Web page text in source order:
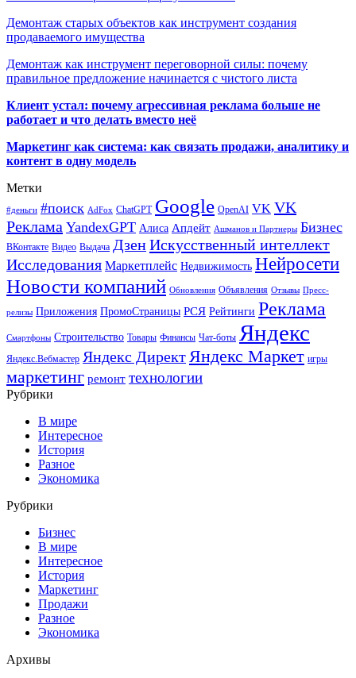
Демонтаж старых объектов как инструмент создания
продаваемого имущества
Демонтаж как инструмент переговорной силы: почему
правильное предложение начинается с чистого листа
Клиент устал: почему агрессивная реклама больше не
работает и что делать вместо неё
Маркетинг как система: как связать продажи, аналитику и
контент в одну модель
Метки
#деньги #поиск AdFox ChatGPT Google OpenAI VK VK
Реклама YandexGPT Алиса Апдейт Ашманов и Партнеры Бизнес
ВКонтакте Видео Выдача ДзенИскусственный интеллект
Исследования Маркетплейс Недвижимость Нейросети
Новости компаний Обновления Объявления Отзывы Пресс-
релизы Приложения ПромоСтраницы РСЯ Рейтинги Реклама
Смартфоны Строительство Товары Финансы Чат-боты Яндекс
Яндекс.Вебмастер Яндекс Директ Яндекс Маркет игры
маркетинг ремонт технологии
Рубрики
В мире
Интересное
История
Разное
Экономика
Рубрики
Бизнес
В мире
Интересное
История
Маркетинг
Продажи
Разное
Экономика
Архивы